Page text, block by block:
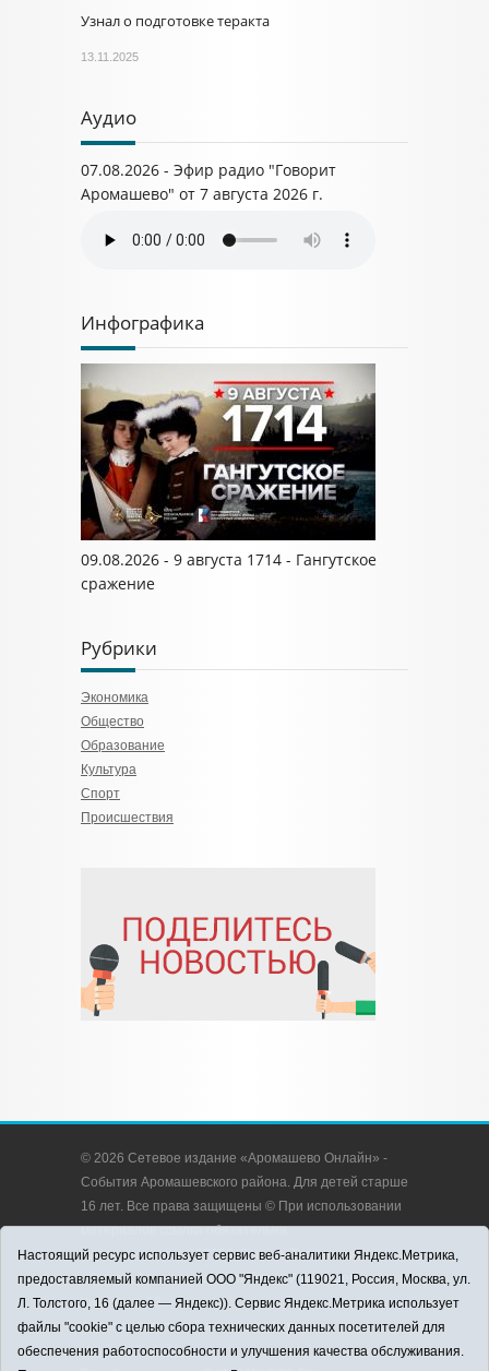
Узнал о подготовке теракта
13.11.2025
Аудио
07.08.2026 - Эфир радио "Говорит
Аромашево" от 7 августа 2026 г.
Инфографика
09.08.2026 - 9 августа 1714 - Гангутское
сражение
Рубрики
Экономика
Общество
Образование
Культура
Спорт
Происшествия
© 2026 Сетевое издание «Аромашево Онлайн» -
События Аромашевского района. Для детей старше
16 лет. Все права защищены © При использовании
материалов ссылка обязательна.
Адрес редакции: 627350, Россия, Тюменская
область, Аромашевский район, с. Аромашево, ул.
Кирова, д. 13.
Адрес электронной почты редакции:
strudu72@obl72.ru
Настоящий ресурс использует сервис веб-аналитики Яндекс.Метрика,
предоставляемый компанией ООО "Яндекс" (119021, Россия, Москва, ул.
Л. Толстого, 16 (далее — Яндекс)). Сервис Яндекс.Метрика использует
файлы "cookie" с целью сбора технических данных посетителей для
обеспечения работоспособности и улучшения качества обслуживания.